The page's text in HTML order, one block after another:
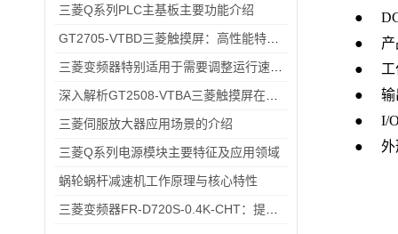
三菱Q系列PLC主基板主要功能介绍
三菱伺服放大器应用场景的介绍
三菱Q系列电源模块主要特征及应用领域
蜗轮蜗杆减速机工作原理与核心特性
●
●
●
● 输
● I/
● 外